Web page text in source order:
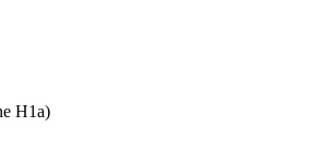
H1a)